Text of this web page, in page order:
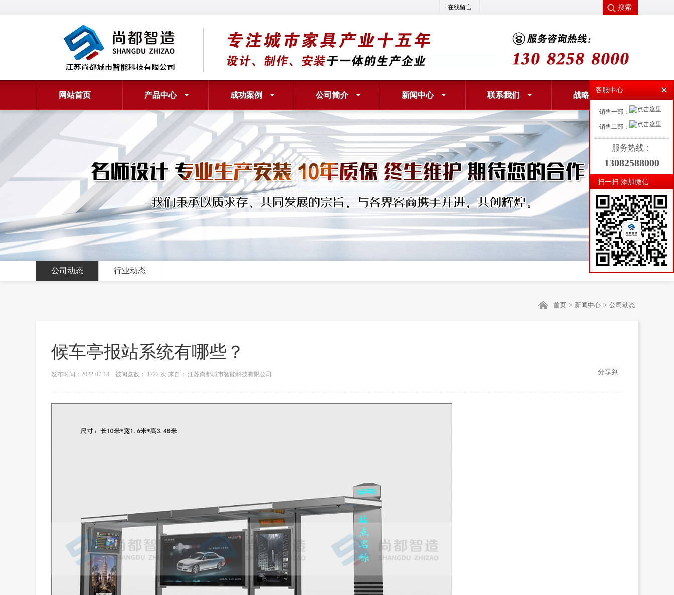
搜索
在线留言
网站首页 产品中心 成功案例 公司简介 新闻中心 联系我们 战略合作
公司动态 行业动态
首页 > 新闻中心 > 公司动态
分享到
候车亭报站系统有哪些？
发布时间：2022-07-18 被阅览数： 1722 次 来自： 江苏尚都城市智能科技有限公司
客服中心
销售一部：
销售二部：
服务热线：
13082588000
扫一扫 添加微信